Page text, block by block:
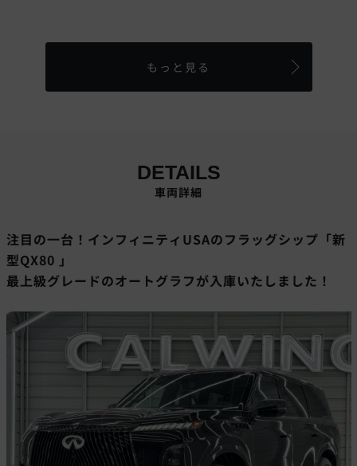
もっと見る
DETAILS
車両詳細
注目の一台！インフィニティUSAのフラッグシップ「新
型QX80 」
最上級グレードのオートグラフが入庫いたしました！